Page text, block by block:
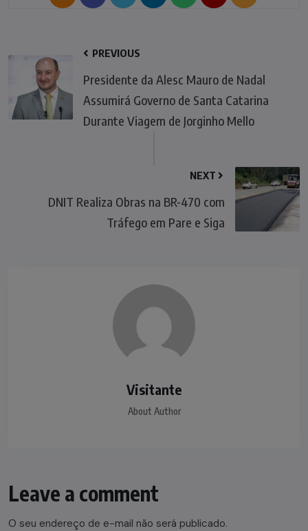
PREVIOUS
Presidente da Alesc Mauro de Nadal
Assumirá Governo de Santa Catarina
Durante Viagem de Jorginho Mello
NEXT
DNIT Realiza Obras na BR-470 com
Tráfego em Pare e Siga
Visitante
About Author
Leave a comment
O seu endereço de e-mail não será publicado.